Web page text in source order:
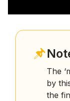
The
by
the